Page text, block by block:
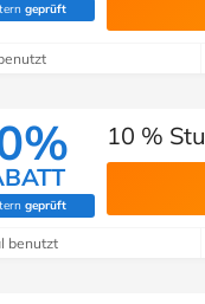
geprüft
(Von Savoo geprüft)
geprüft
(Von Savoo geprüft)
10 %
benutzt